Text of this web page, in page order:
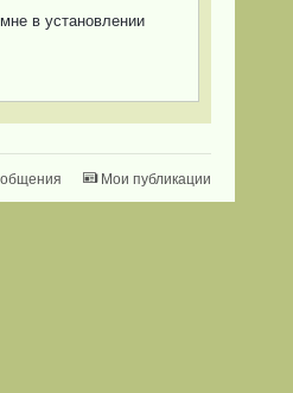
в установлении
Мои публикации